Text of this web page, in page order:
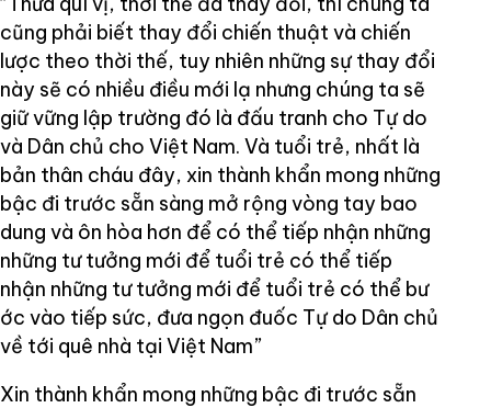
cũng phải biết thay đổi chiến thuật và chiến
lược theo thời thế, tuy nhiên những sự thay đổi
này sẽ có nhiều điều mới lạ nhưng chúng ta sẽ
giữ vững lập trường đó là đấu tranh cho Tự do
và Dân chủ cho Việt Nam. Và tuổi trẻ, nhất là
bản thân cháu đây, xin thành khẩn mong những
bậc đi trước sẵn sàng mở rộng vòng tay bao
dung và ôn hòa hơn để có thể tiếp nhận những
những tư tưởng mới để tuổi trẻ có thể tiếp
nhận những tư tưởng mới để tuổi trẻ có thể bư
ớc vào tiếp sức, đưa ngọn đuốc Tự do Dân chủ
về tới quê nhà tại Việt Nam”
Xin thành khẩn mong những bậc đi trước sẵn